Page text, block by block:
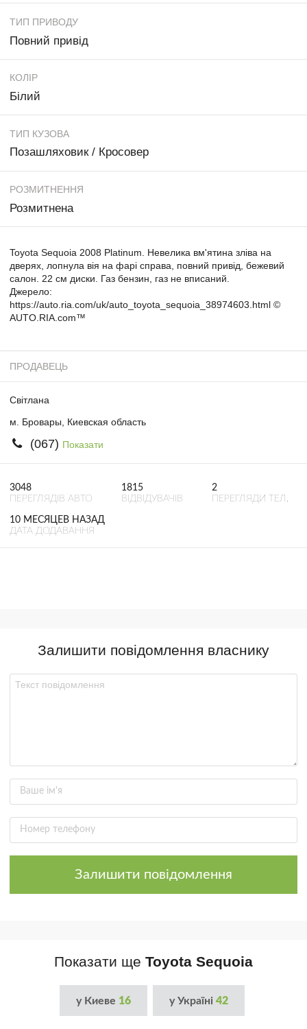
ТИП ПРИВОДУ
Повний привід
КОЛІР
Білий
ТИП КУЗОВА
Позашляховик / Кросовер
РОЗМИТНЕННЯ
Розмитнена
Toyota Sequoia 2008 Platinum. Невелика вм'ятина зліва на
дверях, лопнула вія на фарі справа, повний привід, бежевий
салон. 22 см диски. Газ бензин, газ не вписаний.
Джерело:
https://auto.ria.com/uk/auto_toyota_sequoia_38974603.html ©
AUTO.RIA.com™
ПРОДАВЕЦЬ
Світлана
м. Бровары, Киевская область
(067) Показати
3048
ПЕРЕГЛЯДІВ АВТО
1815
ВІДВІДУВАЧІВ
2
ПЕРЕГЛЯДИ ТЕЛ.
10 МЕСЯЦЕВ НАЗАД
ДАТА ДОДАВАННЯ
Залишити повідомлення власнику
Залишити повідомлення
Показати ще Toyota Sequoia
у Киеве 16 у Україні 42